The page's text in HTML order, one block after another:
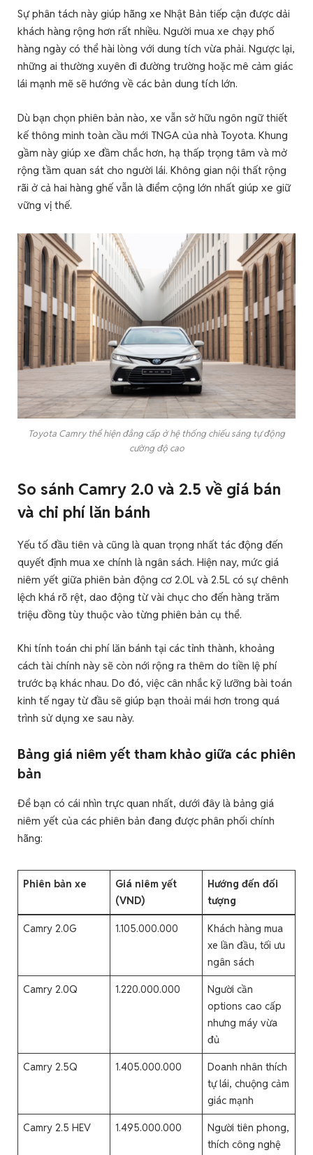
Sự phân tách này giúp hãng xe Nhật Bản tiếp cận được dải
khách hàng rộng hơn rất nhiều. Người mua xe chạy phố
hàng ngày có thể hài lòng với dung tích vừa phải. Ngược lại,
những ai thường xuyên đi đường trường hoặc mê cảm giác
lái mạnh mẽ sẽ hướng về các bản dung tích lớn.
Dù bạn chọn phiên bản nào, xe vẫn sở hữu ngôn ngữ thiết
kế thông minh toàn cầu mới TNGA của nhà Toyota. Khung
gầm này giúp xe đầm chắc hơn, hạ thấp trọng tâm và mở
rộng tầm quan sát cho người lái. Không gian nội thất rộng
rãi ở cả hai hàng ghế vẫn là điểm cộng lớn nhất giúp xe giữ
vững vị thế.
Toyota Camry thể hiện đẳng cấp ở hệ thống chiếu sáng tự động
cường độ cao
So sánh Camry 2.0 và 2.5 về giá bán
và chi phí lăn bánh
Yếu tố đầu tiên và cũng là quan trọng nhất tác động đến
quyết định mua xe chính là ngân sách. Hiện nay, mức giá
niêm yết giữa phiên bản động cơ 2.0L và 2.5L có sự chênh
lệch khá rõ rệt, dao động từ vài chục cho đến hàng trăm
triệu đồng tùy thuộc vào từng phiên bản cụ thể.
Khi tính toán chi phí lăn bánh tại các tỉnh thành, khoảng
cách tài chính này sẽ còn nới rộng ra thêm do tiền lệ phí
trước bạ khác nhau. Do đó, việc cân nhắc kỹ lưỡng bài toán
kinh tế ngay từ đầu sẽ giúp bạn thoải mái hơn trong quá
trình sử dụng xe sau này.
Bảng giá niêm yết tham khảo giữa các phiên
bản
Để bạn có cái nhìn trực quan nhất, dưới đây là bảng giá
niêm yết của các phiên bản đang được phân phối chính
hãng:
Phiên bản xe
Giá niêm yết
(VND)
Hướng đến đối
tượng
Camry 2.0G 1.105.000.000
Khách hàng mua
xe lần đầu, tối ưu
ngân sách
Camry 2.0Q 1.220.000.000
Người cần
options cao cấp
nhưng máy vừa
đủ
Camry 2.5Q 1.405.000.000
Doanh nhân thích
tự lái, chuộng cảm
giác mạnh
Camry 2.5 HEV 1.495.000.000
Người tiên phong,
thích công nghệ